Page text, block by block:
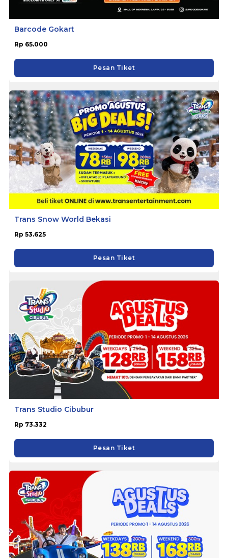
Barcode Gokart
Rp 65.000
Pesan Tiket
Trans Snow World Bekasi
Rp 53.625
Pesan Tiket
Trans Studio Cibubur
Rp 73.332
Pesan Tiket